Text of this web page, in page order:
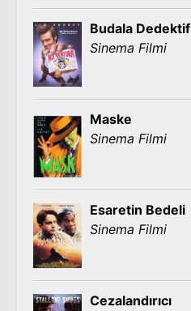
Budala Dedektif
Sinema Filmi
Maske
Sinema Filmi
Esaretin Bedeli
Sinema Filmi
Cezalandırıcı